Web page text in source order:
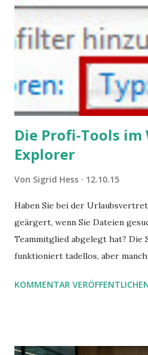
Die Profi-Tools im
Explorer
Von Sigrid Hess 12.10.15
Haben Sie bei der
geärgert, wenn Sie Dateien
Teammitglied abgelegt hat? Die
funktioniert tadellos, aber
mit UND oder ODER oder
KOMMENTAR